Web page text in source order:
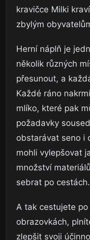
kravičce Milki
zbylým
Herní náplň je
několik různých
přesunout, a
Každé ráno
mlíko, které pak
požadavky
obstarávat seno i
mohli vylepšovat
množství
sebrat po cestách.
A tak cestujete
obrazovkách,
zlepšit svoji